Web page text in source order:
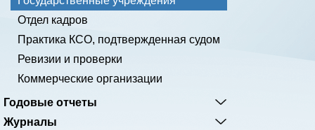
Отдел кадров
Практика КСО, подтвержденная судом
Ревизии и проверки
Коммерческие организации
Годовые отчеты
Журналы